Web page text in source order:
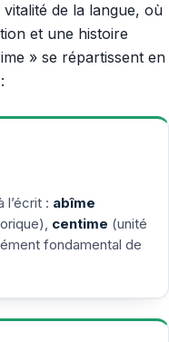
de la langue, où
et une histoire
» se répartissent en
l’écrit : abîme
centime (unité
fondamental de